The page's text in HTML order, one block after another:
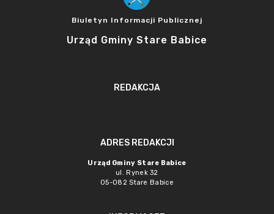
Biuletyn Informacji Publicznej
Urząd Gminy Stare Babice
REDAKCJA
ADRES REDAKCJI
Urząd Gminy Stare Babice
ul. Rynek 32
05-082 Stare Babice